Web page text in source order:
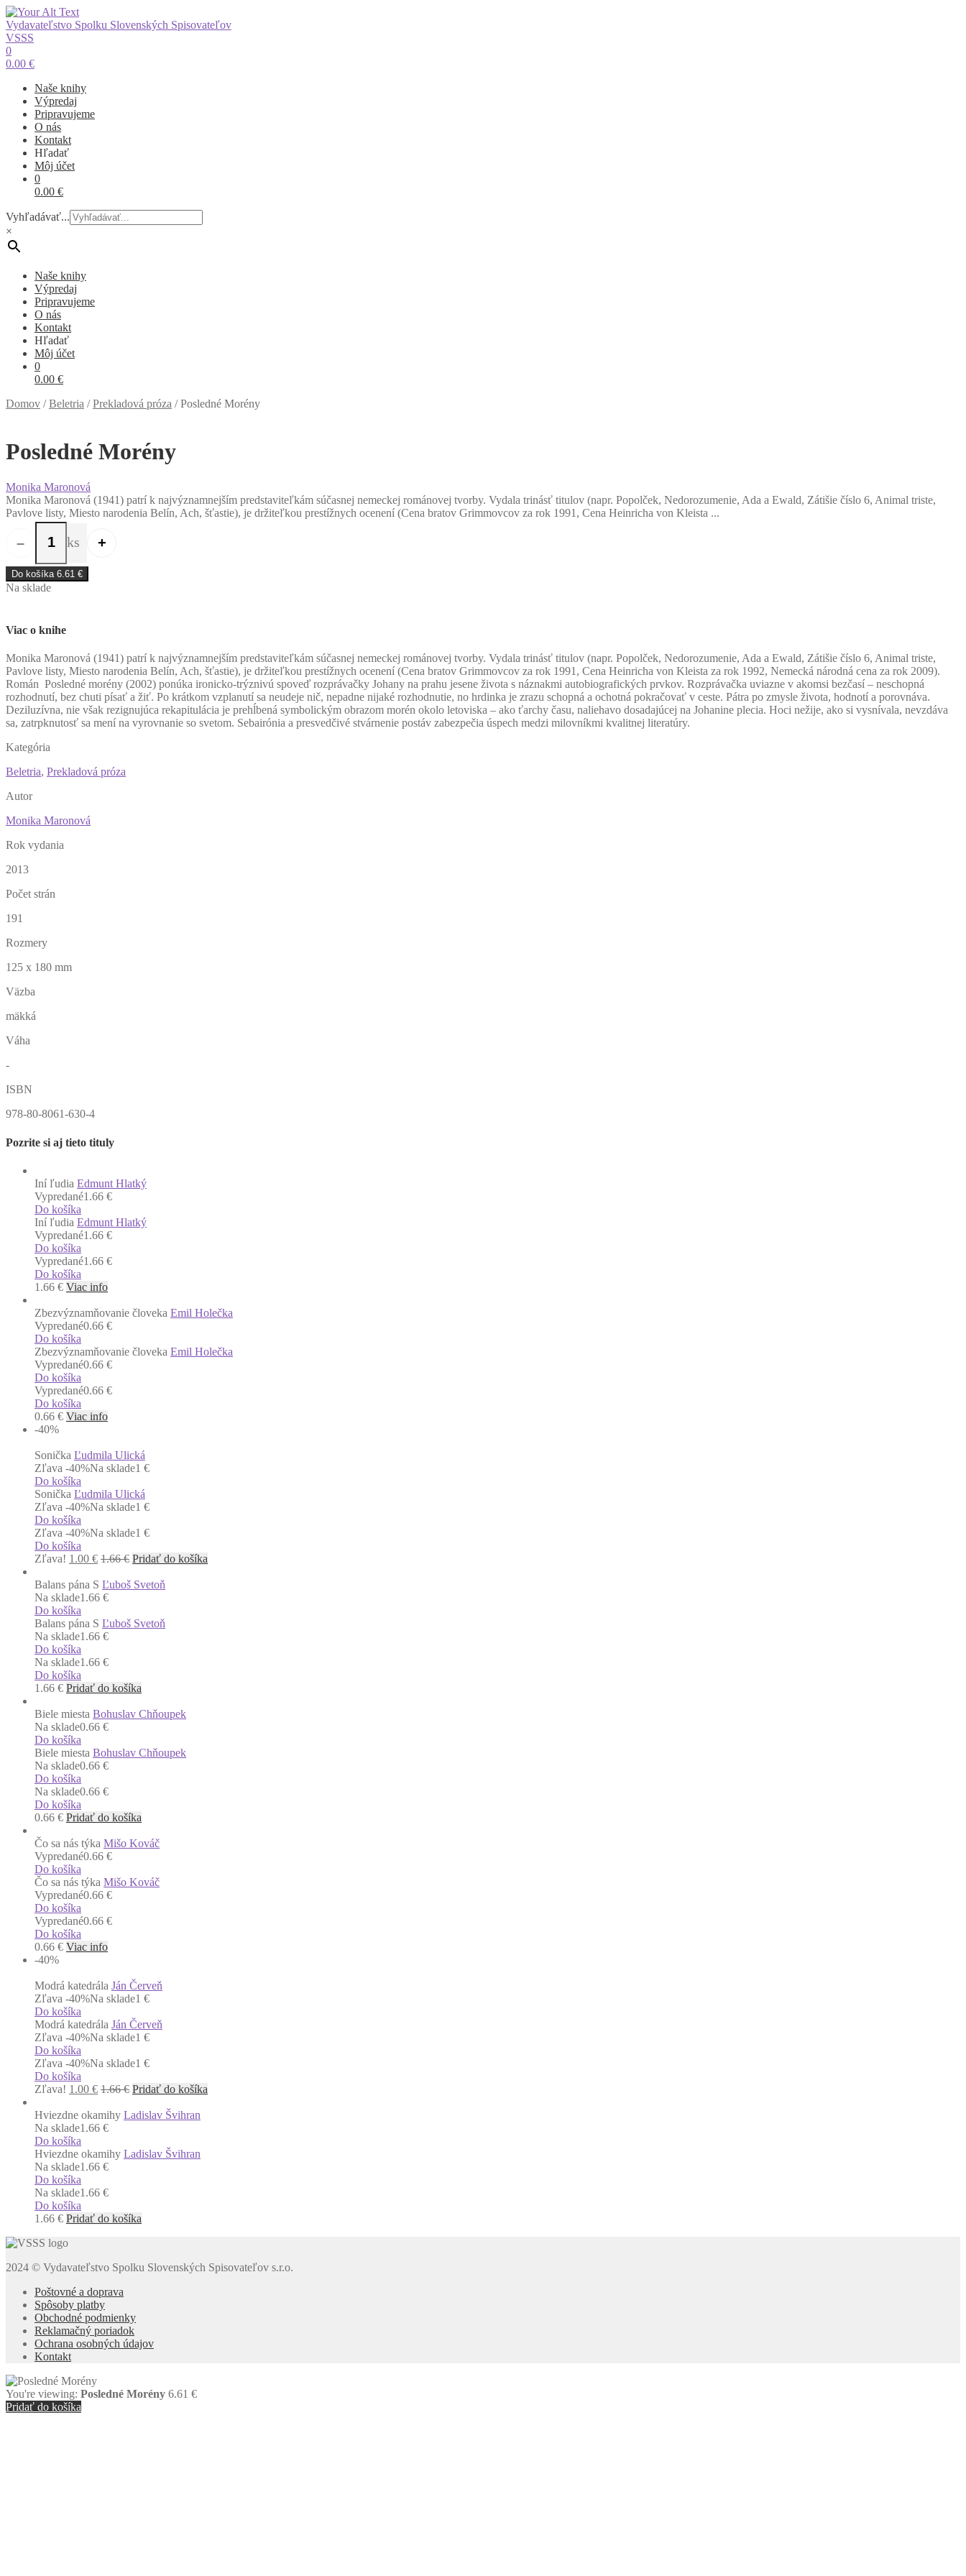
Vydavateľstvo Spolku Slovenských Spisovateľov
VSSS
0
0.00 €
Naše knihy
Výpredaj
Pripravujeme
O nás
Kontakt
Hľadať
Môj účet
0
0.00 €
Vyhľadávať...
×
Naše knihy
Výpredaj
Pripravujeme
O nás
Kontakt
Hľadať
Môj účet
0
0.00 €
Domov /Beletria /Prekladová próza /Posledné Morény
Posledné Morény
Monika Maronová
Monika Maronová (1941) patrí k najvýznamnejším predstaviteľkám súčasnej nemeckej románovej tvorby. Vydala trinásť titulov (napr. Popolček, Nedorozumenie, Ada a Ewald, Zátišie číslo 6, Animal triste,
Pavlove listy, Miesto narodenia Belín, Ach, šťastie), je držiteľkou prestížnych ocenení (Cena bratov Grimmovcov za rok 1991, Cena Heinricha von Kleista ...
–
množstvo Posledné Morény
ks +
Do košíka 6.61 €
Na sklade
Viac o knihe
Monika Maronová (1941) patrí k najvýznamnejším predstaviteľkám súčasnej nemeckej románovej tvorby. Vydala trinásť titulov (napr. Popolček, Nedorozumenie, Ada a Ewald, Zátišie číslo 6, Animal triste,
Pavlove listy, Miesto narodenia Belín, Ach, šťastie), je držiteľkou prestížnych ocenení (Cena bratov Grimmovcov za rok 1991, Cena Heinricha von Kleista za rok 1992, Nemecká národná cena za rok 2009).
Román Posledné morény (2002) ponúka ironicko-trýznivú spoveď rozprávačky Johany na prahu jesene života s náznakmi autobiografických prvkov. Rozprávačka uviazne v akomsi bezčasí – neschopná
rozhodnutí, bez chuti písať a žiť. Po krátkom vzplanutí sa neudeje nič, nepadne nijaké rozhodnutie, no hrdinka je zrazu schopná a ochotná pokračovať v ceste. Pátra po zmysle života, hodnotí a porovnáva.
Deziluzívna, nie však rezignujúca rekapitulácia je prehĺbená symbolickým obrazom morén okolo letoviska – ako ťarchy času, naliehavo dosadajúcej na Johanine plecia. Hoci nežije, ako si vysnívala, nevzdáva
sa, zatrpknutosť sa mení na vyrovnanie so svetom. Sebairónia a presvedčivé stvárnenie postáv zabezpečia úspech medzi milovníkmi kvalitnej literatúry.
Kategória
Beletria, Prekladová próza
Autor
Monika Maronová
Rok vydania
2013
Počet strán
191
Rozmery
125 x 180 mm
Väzba
mäkká
Váha
-
ISBN
978-80-8061-630-4
Pozrite si aj tieto tituly
Iní ľudia Edmunt Hlatký
Vypredané1.66 €
Do košíka
Iní ľudia Edmunt Hlatký
Vypredané1.66 €
Do košíka
Vypredané1.66 €
Do košíka
1.66 € Viac info
Zbezvýznamňovanie človeka Emil Holečka
Vypredané0.66 €
Do košíka
Zbezvýznamňovanie človeka Emil Holečka
Vypredané0.66 €
Do košíka
Vypredané0.66 €
Do košíka
0.66 € Viac info
-40%
Sonička Ľudmila Ulická
Zľava -40%Na sklade1 €
Do košíka
Sonička Ľudmila Ulická
Zľava -40%Na sklade1 €
Do košíka
Zľava -40%Na sklade1 €
Do košíka
Zľava! 1.00 € 1.66€ Pridať do košíka
Balans pána S Ľuboš Svetoň
Na sklade1.66 €
Do košíka
Balans pána S Ľuboš Svetoň
Na sklade1.66 €
Do košíka
Na sklade1.66 €
Do košíka
1.66 € Pridať do košíka
Biele miesta Bohuslav Chňoupek
Na sklade0.66 €
Do košíka
Biele miesta Bohuslav Chňoupek
Na sklade0.66 €
Do košíka
Na sklade0.66 €
Do košíka
0.66 € Pridať do košíka
Čo sa nás týka Mišo Kováč
Vypredané0.66 €
Do košíka
Čo sa nás týka Mišo Kováč
Vypredané0.66 €
Do košíka
Vypredané0.66 €
Do košíka
0.66 € Viac info
-40%
Modrá katedrála Ján Červeň
Zľava -40%Na sklade1 €
Do košíka
Modrá katedrála Ján Červeň
Zľava -40%Na sklade1 €
Do košíka
Zľava -40%Na sklade1 €
Do košíka
Zľava! 1.00 € 1.66€ Pridať do košíka
Hviezdne okamihy Ladislav Švihran
Na sklade1.66 €
Do košíka
Hviezdne okamihy Ladislav Švihran
Na sklade1.66 €
Do košíka
Na sklade1.66 €
Do košíka
1.66 € Pridať do košíka
2024 © Vydavateľstvo Spolku Slovenských Spisovateľov s.r.o.
Poštovné a doprava
Spôsoby platby
Obchodné podmienky
Reklamačný poriadok
Ochrana osobných údajov
Kontakt
You're viewing: Posledné Morény 6.61 €
Pridať do košíka